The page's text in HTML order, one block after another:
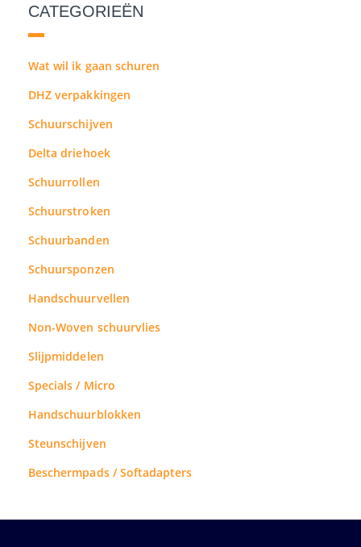
CATEGORIEËN
Wat wil ik gaan schuren
DHZ verpakkingen
Schuurschijven
Delta driehoek
Schuurrollen
Schuurstroken
Schuurbanden
Schuursponzen
Handschuurvellen
Non-Woven schuurvlies
Slijpmiddelen
Specials / Micro
Handschuurblokken
Steunschijven
Beschermpads / Softadapters